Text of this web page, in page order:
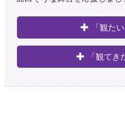
「観た
「観てき